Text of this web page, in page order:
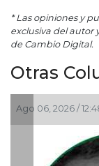
* Las opiniones y
exclusiva del autor
de Cambio Digital.
Otras
Ago 05,